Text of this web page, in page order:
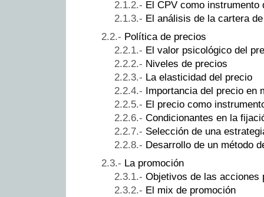
El CPV como instrumento
El análisis de la cartera
Política de precios
El valor psicológico del
Niveles de precios
La elasticidad del precio
Importancia del precio en
El precio como
Condicionantes en la
Selección de una
Desarrollo de un método
La promoción
Objetivos de las acciones
El mix de promoción